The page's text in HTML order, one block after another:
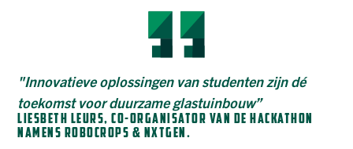
"Innovatieve oplossingen van studenten zijn dé
toekomst voor duurzame glastuinbouw”
LIESBETH LEURS, CO-ORGANISATOR VAN DE HACKATHON
NAMENS ROBOCROPS & NXTGEN.